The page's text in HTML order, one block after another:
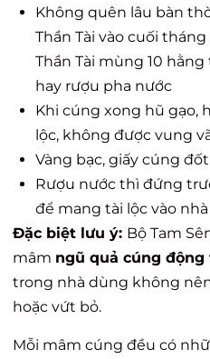
Không quên lâu bàn
Thần Tài vào cuối
Thần Tài mùng 10
hay rượu pha nước
Khi cúng xong hũ gạo,
lộc, không được vung
Vàng bạc, giấy cúng
Rượu nước thì đứng
để mang tài lộc vào nhà
Đặc biệt lưu ý: Bộ Tam
mâm ngũ quả cúng động
trong nhà dùng không
hoặc vứt bỏ.
Mỗi mâm cúng đều có